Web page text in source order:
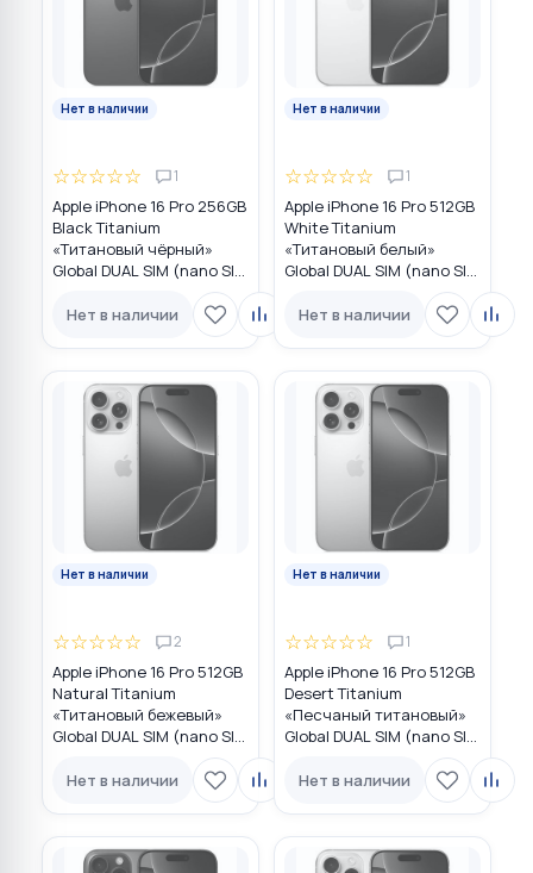
Нет в наличии
☆☆☆☆☆ 1
Apple iPhone 16 Pro 256GB
Black Titanium
«Титановый чёрный»
Global DUAL SIM (nano SIM
Нет в наличии
Нет в наличии
☆☆☆☆☆ 1
Apple iPhone 16 Pro 512GB
White Titanium
«Титановый белый»
Global DUAL SIM (nano SIM
Нет в наличии
Нет в наличии
☆☆☆☆☆ 2
Apple iPhone 16 Pro 512GB
Natural Titanium
«Tитановый бежевый»
Global DUAL SIM (nano SIM
Нет в наличии
Нет в наличии
☆☆☆☆☆ 1
Apple iPhone 16 Pro 512GB
Desert Titanium
«Песчаный титановый»
Global DUAL SIM (nano SIM
Нет в наличии